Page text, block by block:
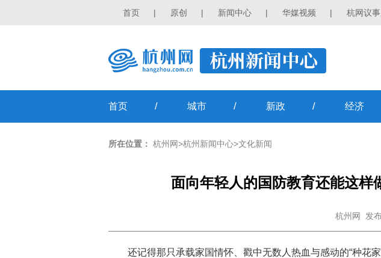
首页 | 原创 | 新闻中心 | 华媒视频 | 杭网议
首页 / 城市 / 新政 / 经济
所在位置： 杭州网>杭州新闻中心>文化新闻
面向年轻人的国防教育还能这样
杭州网 发
还记得那只承载家国情怀、戳中无数人热血与感动的“种花